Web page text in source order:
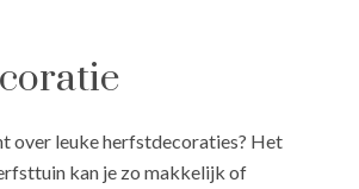
over leuke herfstdecoraties? Het
kan je zo makkelijk of